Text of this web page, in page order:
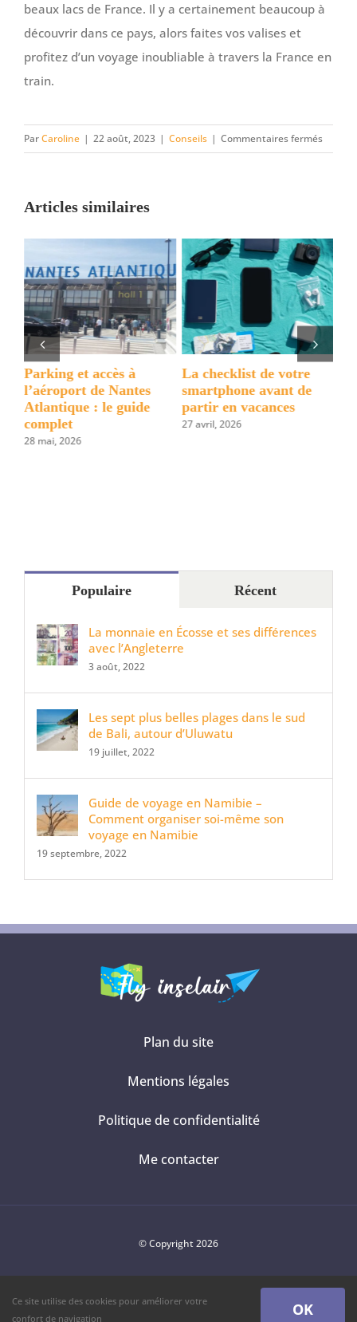
beaux lacs de France. Il y a certainement beaucoup à
découvrir dans ce pays, alors faites vos valises et
profitez d’un voyage inoubliable à travers la France en
train.
ParCaroline | 22 août, 2023 | Conseils | Commentaires ferméssur
villes
en
train
Articles similaires
Parking et accès à
l’aéroport de Nantes
Atlantique : le guide
complet
28 mai, 2026
La checklist de votre
smartphone avant de
partir en vacances
27 avril, 2026
Populaire Récent
La monnaie en Écosse et ses différences
avec l’Angleterre
3 août, 2022
Les sept plus belles plages dans le sud
de Bali, autour d’Uluwatu
19 juillet, 2022
Guide de voyage en Namibie –
Comment organiser soi-même son
voyage en Namibie
19 septembre, 2022
Plan du site
Mentions légales
Politique de confidentialité
Me contacter
© Copyright 2026
Ce site utilise des cookies pour améliorer votre
confort de navigation
OK